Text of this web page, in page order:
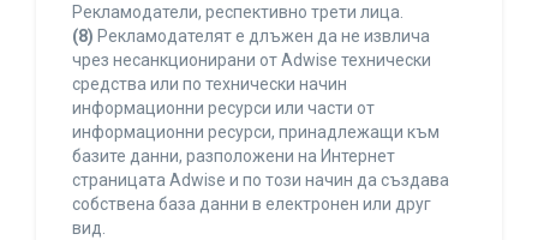
Рекламодатели, респективно трети лица.
(8) Рекламодателят е длъжен да не извлича
чрез несанкционирани от Adwise технически
средства или по технически начин
информационни ресурси или части от
информационни ресурси, принадлежащи към
базите данни, разположени на Интернет
страницата Adwise и по този начин да създава
собствена база данни в електронен или друг
вид.